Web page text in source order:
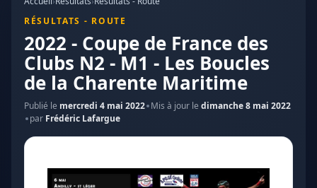
RÉSULTATS - ROUTE
2022 - Coupe de France des
Clubs N2 - M1 - Les Boucles
de la Charente Maritime
Publié le mercredi 4 mai 2022 Mis à jour le dimanche 8 mai 2022
par Frédéric Lafargue